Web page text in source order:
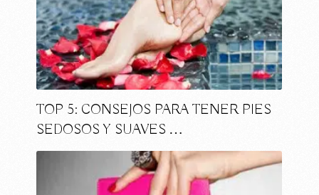
TOP 5: CONSEJOS PARA TENER PIES
SEDOSOS Y SUAVES …